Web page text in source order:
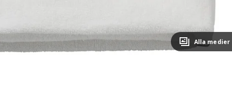
Alla medier